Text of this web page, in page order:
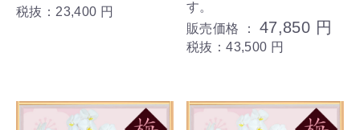
税抜：23,400 円
す。
販売価格 ： 47,850 円
税抜：43,500 円